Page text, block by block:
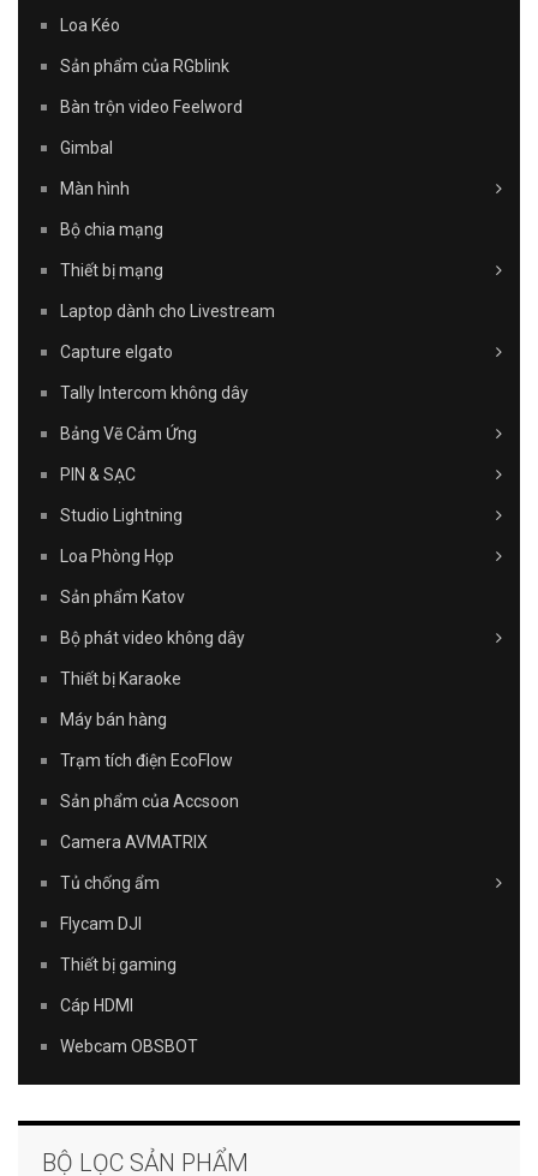
Loa Kéo
Sản phẩm của RGblink
Bàn trộn video Feelword
Gimbal
Màn hình
Bộ chia mạng
Thiết bị mạng
Laptop dành cho Livestream
Capture elgato
Tally Intercom không dây
Bảng Vẽ Cảm Ứng
PIN & SẠC
Studio Lightning
Loa Phòng Họp
Sản phẩm Katov
Bộ phát video không dây
Thiết bị Karaoke
Máy bán hàng
Trạm tích điện EcoFlow
Sản phẩm của Accsoon
Camera AVMATRIX
Tủ chống ẩm
Flycam DJI
Thiết bị gaming
Cáp HDMI
Webcam OBSBOT
BỘ LỌC SẢN PHẨM